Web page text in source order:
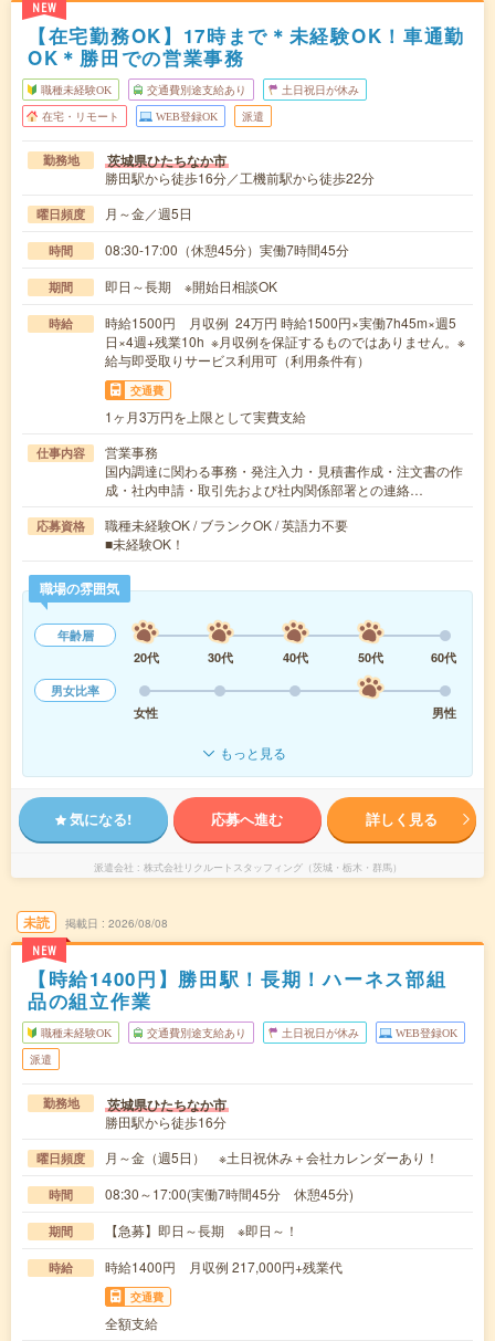
NEW
【在宅勤務OK】17時まで＊未経験OK！車通勤
OK＊勝田での営業事務
職種未経験OK 交通費別途支給あり 土日祝日が休み
在宅・リモート WEB登録OK 派遣
勤務地 茨城県ひたちなか市
勝田駅から徒歩16分／工機前駅から徒歩22分
曜日頻度 月～金／週5日
時間 08:30-17:00（休憩45分）実働7時間45分
期間 即日～長期 ※開始日相談OK
時給
時給1500円 月収例 24万円 時給1500円×実働7h45m×週5
日×4週+残業10h ※月収例を保証するものではありません。※
給与即受取りサービス利用可（利用条件有）
交通費
1ヶ月3万円を上限として実費支給
仕事内容
営業事務
国内調達に関わる事務・発注入力・見積書作成・注文書の作
成・社内申請・取引先および社内関係部署との連絡…
応募資格
職種未経験OK / ブランクOK / 英語力不要
■未経験OK！
職場の雰囲気
年齢層
20代
30代 40代 50代
60代
男女比率
女性
男性
もっと見る
気になる! 応募へ進む 詳しく見る
派遣会社 株式会社リクルートスタッフィング（茨城・栃木・群馬）
未読
NEW
掲載日 2026/08/08
【時給1400円】勝田駅！長期！ハーネス部組
品の組立作業
職種未経験OK 交通費別途支給あり 土日祝日が休み WEB登録OK
派遣
勤務地 茨城県ひたちなか市
勝田駅から徒歩16分
曜日頻度 月～金（週5日） ※土日祝休み＋会社カレンダーあり！
時間 08:30～17:00(実働7時間45分 休憩45分)
期間 【急募】即日～長期 ※即日～！
時給 時給1400円 月収例 217,000円+残業代
交通費
全額支給